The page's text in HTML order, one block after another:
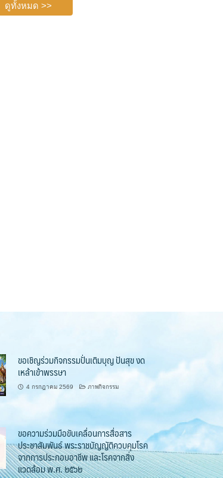
ดูทั้งหมด >>
ขอเชิญร่วมกิจกรรมปั่นเติมบุญ ปันสุข งด
เหล้าเข้าพรรษา
4 กรกฎาคม 2569 ภาพกิจกรรม
ขอความร่วมมือขับเคลื่อนการสื่อสาร
ประชาสัมพันธ์ พระราชบัญญัติควบคุมโรค
จากการประกอบอาชีพ และโรคจากสิ่ง
แวดล้อม พ.ศ. ๒๕๖๒